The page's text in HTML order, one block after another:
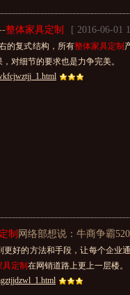
整体家具定制 [ 2016-06-01
的复式结构，所有整体家具定制
对细节的要求也是力争完美。
制 网络部想说：牛商争霸520
更好的方法和手段，让每个企业
定制 在网销道路上更上一层楼。